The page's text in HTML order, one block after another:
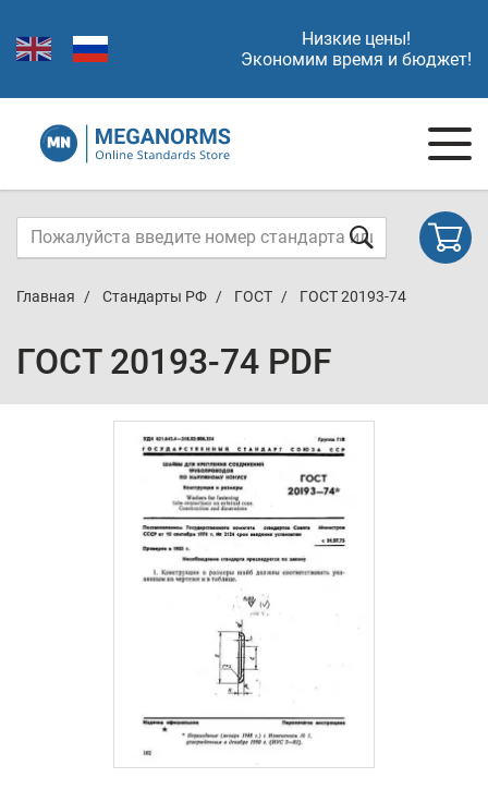
Низкие цены!
Экономим время и бюджет!
Главная Стандарты РФ ГОСТ ГОСТ 20193-74
ГОСТ 20193-74 PDF